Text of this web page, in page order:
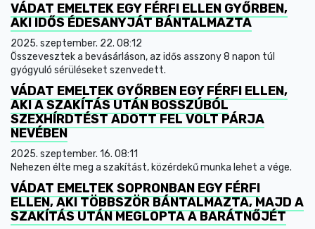
VÁDAT EMELTEK EGY FÉRFI ELLEN GYŐRBEN,
AKI IDŐS ÉDESANYJÁT BÁNTALMAZTA
2025. szeptember. 22. 08:12
Összevesztek a bevásárláson, az idős asszony 8 napon túl
gyógyuló sérüléseket szenvedett.
VÁDAT EMELTEK GYŐRBEN EGY FÉRFI ELLEN,
AKI A SZAKÍTÁS UTÁN BOSSZÚBÓL
SZEXHÍRDTÉST ADOTT FEL VOLT PÁRJA
NEVÉBEN
2025. szeptember. 16. 08:11
Nehezen élte meg a szakítást, közérdekű munka lehet a vége.
VÁDAT EMELTEK SOPRONBAN EGY FÉRFI
ELLEN, AKI TÖBBSZÖR BÁNTALMAZTA, MAJD A
SZAKÍTÁS UTÁN MEGLOPTA A BARÁTNŐJÉT